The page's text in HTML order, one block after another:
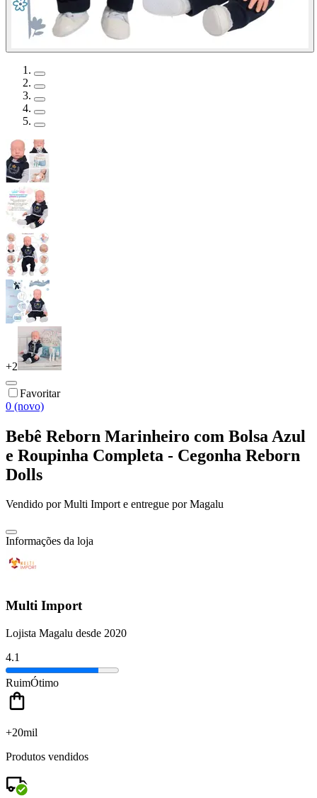
+2
Favoritar
0 (novo)
Bebê Reborn Marinheiro com Bolsa Azul
e Roupinha Completa - Cegonha Reborn
Dolls
Vendido porMulti Importe entregue por Magalu
Informações da loja
Multi Import
Lojista Magalu desde 2020
4.1
RuimÓtimo
+20mil
Produtos vendidos